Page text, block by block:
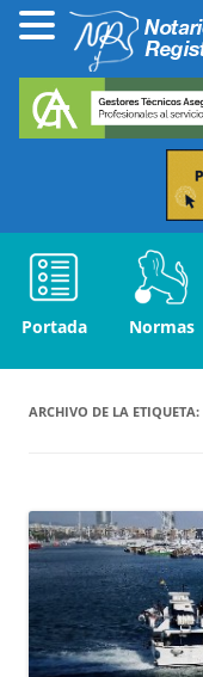
Portada Normas
ARCHIVO DE LA ETIQUETA: